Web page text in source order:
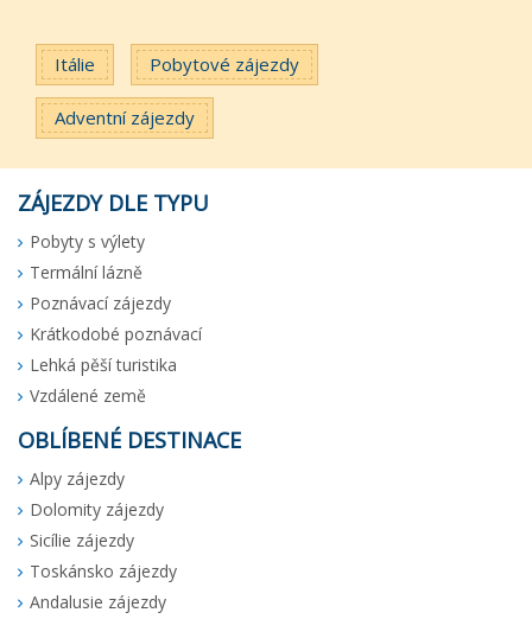
Itálie Pobytové zájezdy
Adventní zájezdy
ZÁJEZDY DLE TYPU
Pobyty s výlety
Termální lázně
Poznávací zájezdy
Krátkodobé poznávací
Lehká pěší turistika
Vzdálené země
OBLÍBENÉ DESTINACE
Alpy zájezdy
Dolomity zájezdy
Sicílie zájezdy
Toskánsko zájezdy
Andalusie zájezdy